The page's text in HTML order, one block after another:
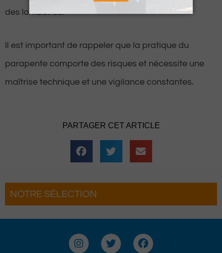
des lombaires.
Il est important de rappeler que la pratique du
parapente comporte des risques et nécessite une
maîtrise technique et une vigilance constantes.
PARTAGER CET ARTICLE
NOTRE SÉLECTION
Les férias Béarnaises font leur
à Pau
Le
I
n
T
w
F
a